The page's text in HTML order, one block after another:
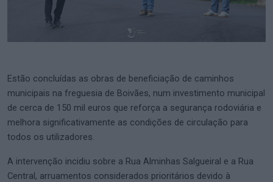
Estão concluídas as obras de beneficiação de caminhos
municipais na freguesia de Boivães, num investimento municipal
de cerca de 150 mil euros que reforça a segurança rodoviária e
melhora significativamente as condições de circulação para
todos os utilizadores.
A intervenção incidiu sobre a Rua Alminhas Salgueiral e a Rua
Central, arruamentos considerados prioritários devido à